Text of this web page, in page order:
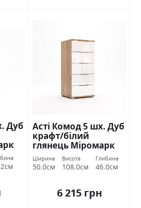
Дуб
Асті Комод 5 шх. Дуб
крафт/білий
глянець Міромарк
Ширина
50.0см
Висота
108.0см
Глибина
46.0см
6 215 грн